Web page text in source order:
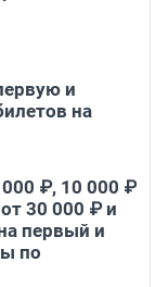
и
на
₽, 10 000 ₽
30 000 ₽ и
первый и
по